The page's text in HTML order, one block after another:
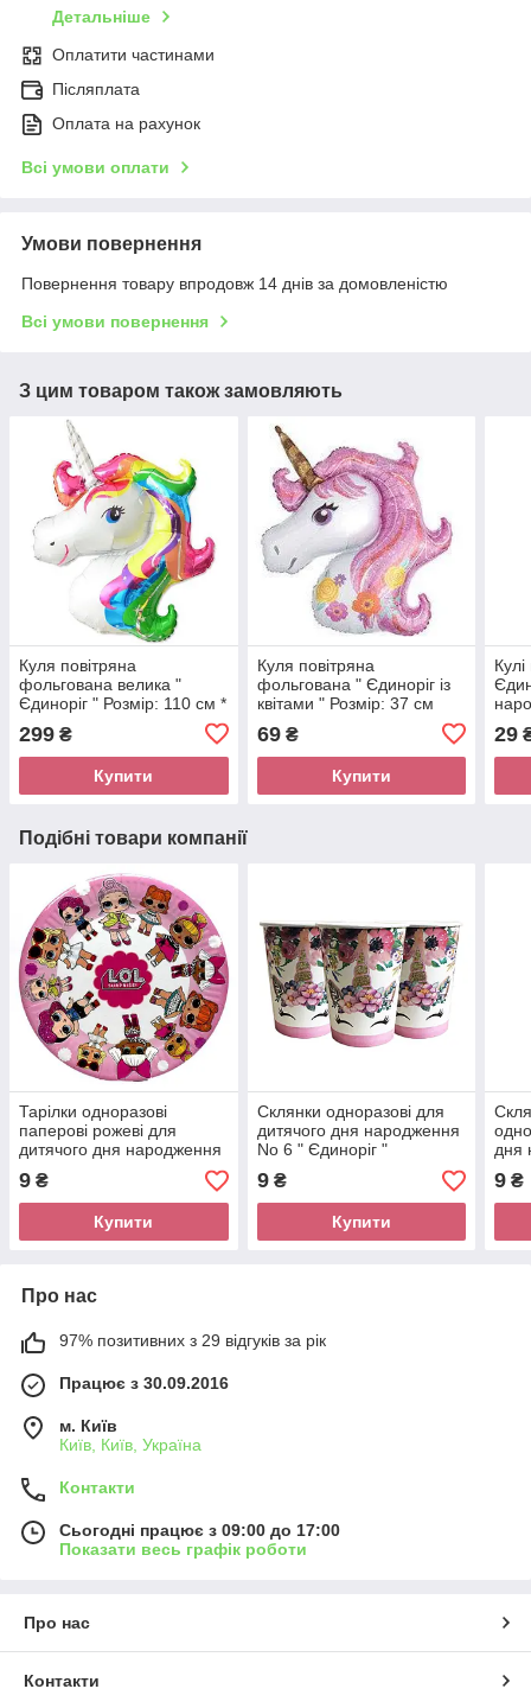
Детальніше
Оплатити частинами
Післяплата
Оплата на рахунок
Всі умови оплати
Умови повернення
Повернення товару впродовж 14 днів за домовленістю
Всі умови повернення
З цим товаром також замовляють
Куля повітряна
фольгована велика "
Єдиноріг " Розмір: 110 см *
299 ₴
Купити
Куля повітряна
фольгована " Єдиноріг із
квітами " Розмір: 37 см
69₴
Купити
Кулі
29
Подібні товари компанії
Тарілки одноразові
паперові рожеві для
дитячого дня народження
" Ляльки L.O.L. ( ЛОЛ ) "
9 ₴
Купити
Склянки одноразові для
дитячого дня народження
No 6 " Єдиноріг "
9₴
Купити
дня
9 ₴
Про нас
97% позитивних з 29 відгуків за рік
Працює з 30.09.2016
м. Київ
Київ, Київ, Україна
Контакти
Сьогодні працює з 09:00 до 17:00
Показати весь графік роботи
Про нас
Контакти